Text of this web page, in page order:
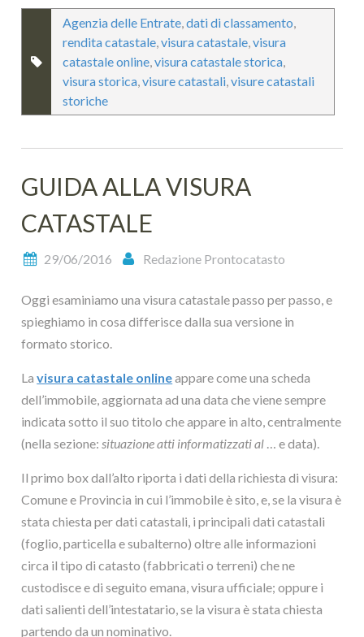
Agenzia delle Entrate,dati di classamento,
rendita catastale,visura catastale,visura
catastale online,visura catastale storica,
visura storica,visure catastali,visure catastali
storiche
GUIDA ALLA VISURA
CATASTALE
29/06/2016 Redazione Prontocatasto
Oggi esaminiamo una visura catastale passo per passo, e
spieghiamo in cosa differisce dalla sua versione in
formato storico.
Lavisura catastale onlineappare come una scheda
dell’immobile, aggiornata ad una data che viene sempre
indicata sotto il suo titolo che appare in alto, centralmente
(nella sezione:situazione atti informatizzati al … e data).
Il primo box dall’alto riporta i dati della richiesta di visura:
Comune e Provincia in cui l’immobile è sito, e, se la visura è
stata chiesta per dati catastali, i principali dati catastali
(foglio, particella e subalterno) oltre alle informazioni
circa il tipo di catasto (fabbricati o terreni) che ne
custodisce e di seguito emana, visura ufficiale; oppure i
dati salienti dell’intestatario, se la visura è stata chiesta
partendo da un nominativo.